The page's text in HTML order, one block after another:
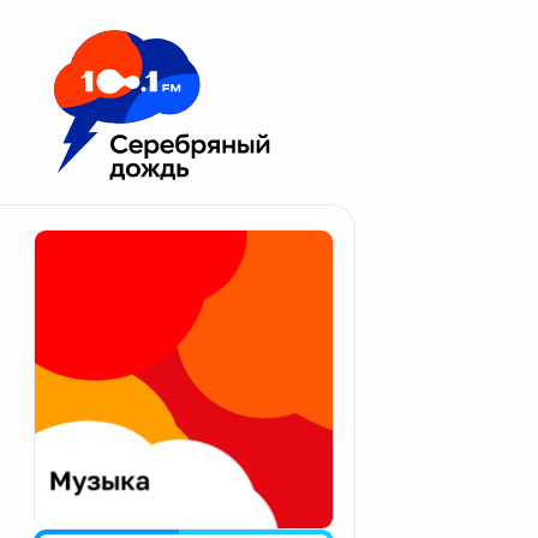
Москва 100.1 FM
Апатиты
Екатеринбург
Калининград
Калуга